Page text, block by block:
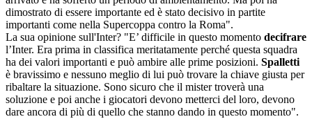
dimostrato di essere importante ed è stato decisivo in partite
importanti come nella Supercoppa contro la Roma".
La sua opinione sull'Inter? "E’ difficile in questo momento decifrare
l’Inter. Era prima in classifica meritatamente perché questa squadra
ha dei valori importanti e può ambire alle prime posizioni. Spalletti
è bravissimo e nessuno meglio di lui può trovare la chiave giusta per
ribaltare la situazione. Sono sicuro che il mister troverà una
soluzione e poi anche i giocatori devono metterci del loro, devono
dare ancora di più di quello che stanno dando in questo momento".